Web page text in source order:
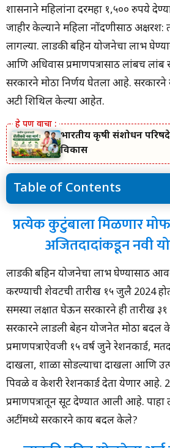
शासनाने महिलांना दरमहा १,५०० रुपये
जाहीर केल्याने महिला नोंदणीसाठी
लागल्या. लाडकी बहिन योजनेचा लाभ
आणि अधिवास प्रमाणपत्रासाठी लांबच
सरकारने मोठा निर्णय घेतला आहे. सरकारने
अटी शिथिल केल्या आहेत.
भारतीय कृषी संशोधन
विकास
Table of Contents
प्रत्येक कुटुंबाला मिळणार मोफत 3 गॅस
जाहीर
लाडकी बहिन योजनेचा अर्ज कुठे आणि कसा
प्रत्येक कुटुंबाला मिळणार
अजितदादांकडून नवी
लाडकी बहिन योजनेचा लाभ घेण्यासाठी
करण्याची शेवटची तारीख १५ जुलै 2024
समस्या लक्षात घेऊन सरकारने ही तारीख
सरकारने लाडली बेहन योजनेत मोठा बदल
प्रमाणपत्राऐवजी १५ वर्ष जुने रेशनकार्ड,
दाखला, शाळा सोडल्याचा दाखला आणि
पिवळे व केशरी रेशनकार्ड देता येणार आहे.
प्रमाणपत्रातून सूट देण्यात आली आहे. पाहा
अटींमध्ये सरकारने काय बदल केले?